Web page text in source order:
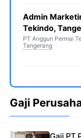
Admin
Tekindo,
PT Anggun Permai
Tangerang
Gaji
Gaji PT